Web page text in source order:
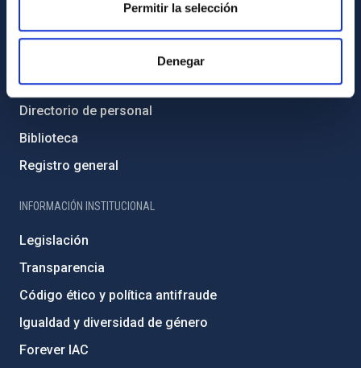
Permitir la selección
Denegar
Cómo llegar al IAC
Directorio de personal
Biblioteca
Registro general
INFORMACIÓN INSTITUCIONAL
Legislación
Transparencia
Código ético y política antifraude
Igualdad y diversidad de género
Forever IAC